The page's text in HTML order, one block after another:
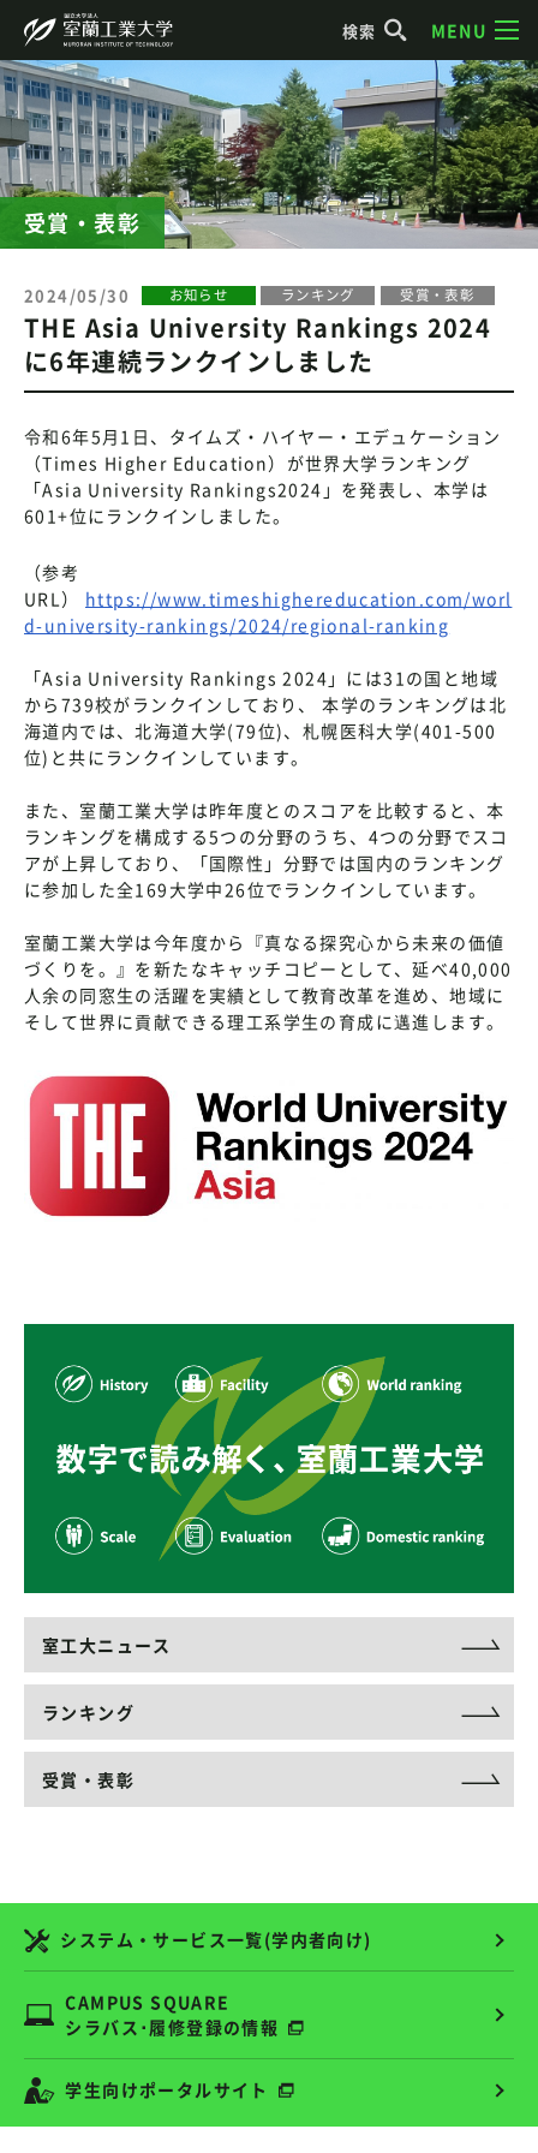
検索 MENU
受賞・表彰
2024/05/30 お知らせ ランキング 受賞・表彰
THE Asia University Rankings 2024
に6年連続ランクインしました
令和6年5月1日、タイムズ・ハイヤー・エデュケーション
（Times Higher Education）が世界大学ランキング
「Asia University Rankings2024」を発表し、本学は
601+位にランクインしました。
（参考
URL） https://www.timeshighereducation.com/worl
d-university-rankings/2024/regional-ranking
「Asia University Rankings 2024」には31の国と地域
から739校がランクインしており、 本学のランキングは北
海道内では、北海道大学(79位)、札幌医科大学(401-500
位)と共にランクインしています。
また、室蘭工業大学は昨年度とのスコアを比較すると、本
ランキングを構成する5つの分野のうち、4つの分野でスコ
アが上昇しており、「国際性」分野では国内のランキング
に参加した全169大学中26位でランクインしています。
室蘭工業大学は今年度から『真なる探究心から未来の価値
づくりを。』を新たなキャッチコピーとして、延べ40,000
人余の同窓生の活躍を実績として教育改革を進め、地域に
そして世界に貢献できる理工系学生の育成に邁進します。
室工大ニュース
ランキング
受賞・表彰
システム・サービス一覧(学内者向け)
CAMPUS SQUARE
シラバス･履修登録の情報
学生向けポータルサイト